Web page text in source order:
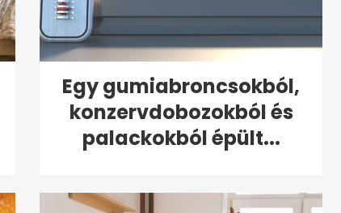
Egy gumiabroncsokból,
konzervdobozokból és
palackokból épült...